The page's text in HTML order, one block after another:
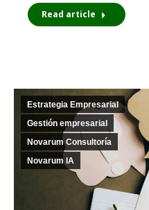
Read article
Estrategia Empresarial
Gestión empresarial
Novarum Consultoría
Novarum IA